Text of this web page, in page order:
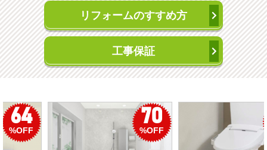
リフォームのすすめ方
工事保証
50
%OFF
56
%OFF